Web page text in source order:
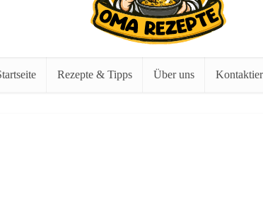
Rezepte & Tipps Über uns